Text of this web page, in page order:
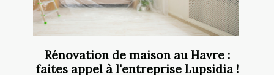
Rénovation de maison au Havre :
faites appel à l'entreprise Lupsidia !